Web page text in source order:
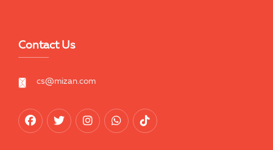
Contact Us
cs@mizan.com